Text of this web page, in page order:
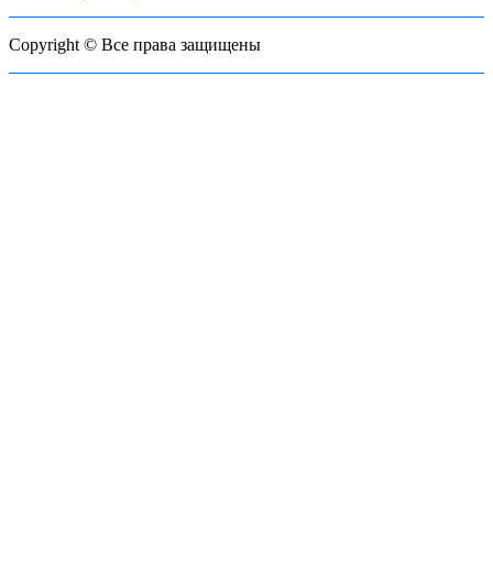
Copyright © Все права защищены